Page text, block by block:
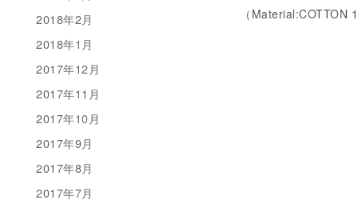
（Material:COTTON
2018年2月
2018年1月
2017年12月
2017年11月
2017年10月
2017年9月
2017年8月
2017年7月